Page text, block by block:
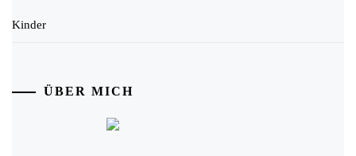
Kinder
ÜBER MICH